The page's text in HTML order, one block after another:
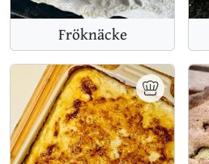
Fröknäcke